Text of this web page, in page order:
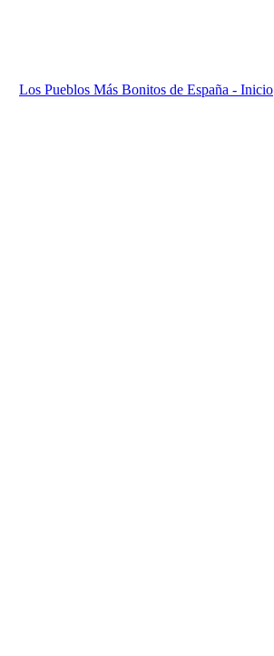
Los Pueblos Más Bonitos de España - Inicio